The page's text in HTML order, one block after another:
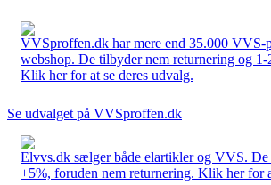
VVSproffen.dk har mere end 35.000 VVS-
webshop. De tilbyder nem returnering og 1-
Klik her for at se deres udvalg.
Se udvalget på VVSproffen.dk
Elvvs.dk sælger både elartikler og VVS. De
+5%, foruden nem returnering. Klik her for